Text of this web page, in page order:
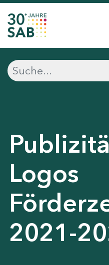
Logos
2021-